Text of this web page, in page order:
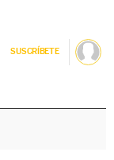
SUSCRÍBETE